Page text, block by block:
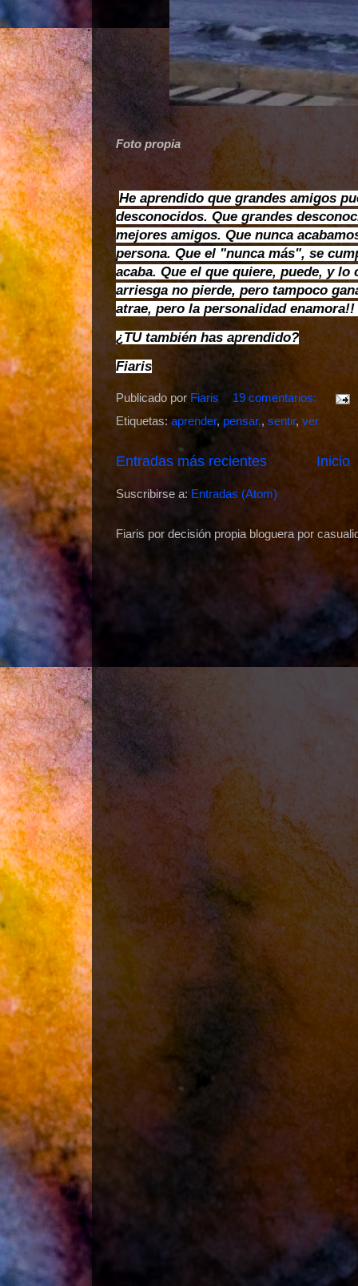
Foto propia
He aprendido que grandes amigos
desconocidos. Que grandes
mejores amigos. Que nunca
persona. Que el "nunca más", se
acaba. Que el que quiere, puede, y lo
arriesga no pierde, pero tampoco
atrae, pero la personalidad enamora!!
¿TU también has aprendido?
Fiaris
Publicado por Fiaris
19 comentarios:
Etiquetas: aprender, pensar., sentir, ver
Entradas más recientes Inicio
Suscribirse a: Entradas (Atom)
Fiaris por decisión propia bloguera por